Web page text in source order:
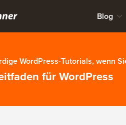
Blog
WordPress-Tutorials, wenn
für WordPress